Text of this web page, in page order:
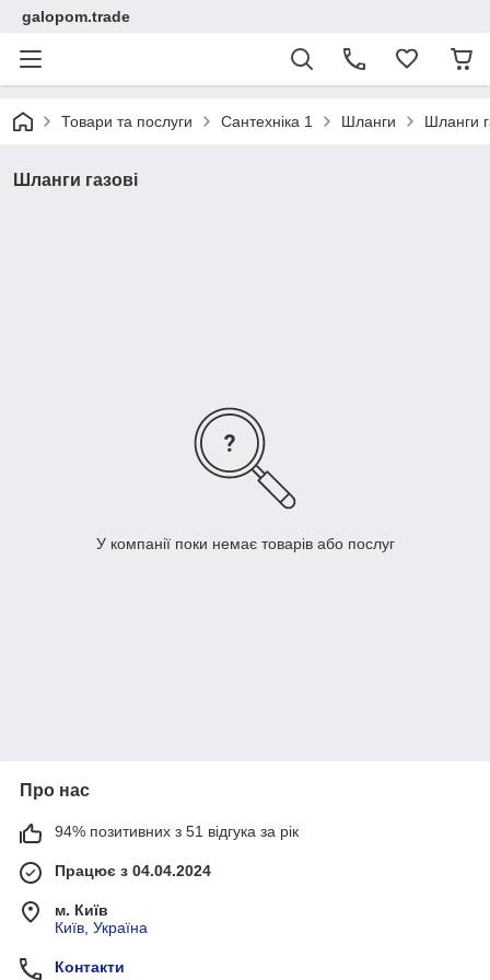
galopom.trade
Товари та послуги Сантехніка 1 Шланги Шланги
Шланги газові
У компанії поки немає товарів або послуг
Про нас
94% позитивних з 51 відгука за рік
Працює з 04.04.2024
м. Київ
Київ, Україна
Контакти